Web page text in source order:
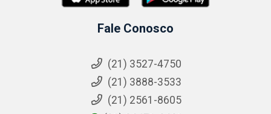
Fale Conosco
(21) 3527-4750
(21) 3888-3533
(21) 2561-8605